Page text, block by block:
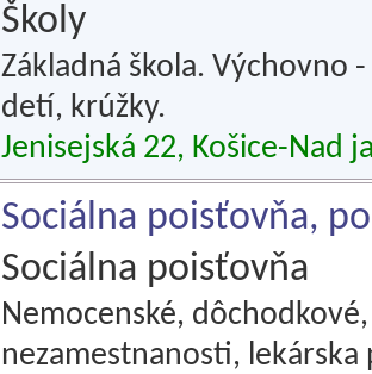
Školy
Základná škola. Výchovno
detí, krúžky.
Jenisejská 22, Košice-Nad
Sociálna poisťovňa,
Sociálna poisťovňa
Nemocenské,
nezamestnanosti,